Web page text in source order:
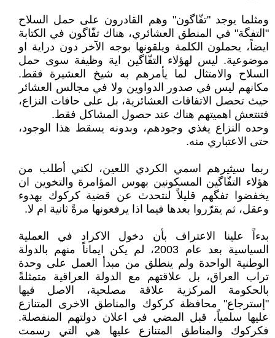
ومثلما يوجد "تفّاگون" وهم القادرون على حمل السلاح
"التفگة" في المنطق العشائري، هناك تفّاگون في الكتابة
ايضاً، يحملون الكلمة ويلقونها بوجه الآخر دون دراية او
موضوعية. ليس لهؤلاء التفّاگين اية وظيفة سوى حمل
السلاح والامتثال لما يأمرهم به شيخ العشيرة فقط.
مكانهم ليس في صدور الدواوين ولا في مجالس العشائر
حيث تحصل الاتفاقات العشائرية، بل على حافات النزاع،
فتنتعش اهميتهم هناك عند حصول المشاكل فقط.
وحده النزاع يغذي وجودهم، وبدونه يسقط هذا الوجود،
حتى الاعتباري منه.
ربما سيثيرهم اسمي الكردي اللعين، لكني أطلب من
هؤلاء التفّاگين المسكونين بهوس المؤامرة والتخوين ان
يخفضوا تفگهم قليلاً لنتحدث عن قضية كركوك بهدوء
وعقل، ثم يقرّروا بعدها فيما اذا يرفعونها مرةً ثانية ام لا.
بدءاً علينا الاعتراف بأن دخول الاكراد في العملية
السياسية بعد عام 2003، لم يكن ايماناً منهم بالدولة
الوطنية الواحدة ولم ينطلق من مبدأ العمل على وحدة
تراب العراق، بل علاقتهم مع الدولة العراقية متمثلةً
بالحكومة المركزية علاقة مصلحية، الاصل فيها
"إسترجاع" محافظة كركوك والمناطق الاخرى المتنازع
عليها سلمياً، قبل المضي في اعلان دولتهم المنفصلة.
فكركوك والمناطق المتنازع عليها هي التي رسمت